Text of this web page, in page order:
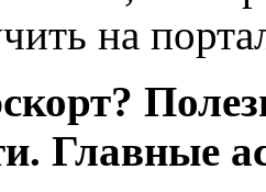
на
Главные